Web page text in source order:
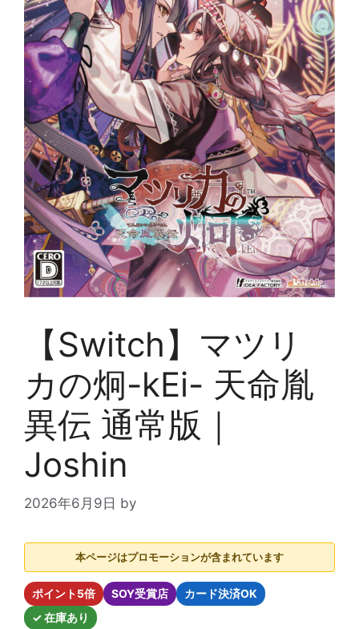
【Switch】マツリ
カの炯-kEi- 天命胤
異伝 通常版｜
Joshin
2026年6月9日 by
本ページはプロモーションが含まれています
ポイント5倍 SOY受賞店
カード決済OK
✓ 在庫あり